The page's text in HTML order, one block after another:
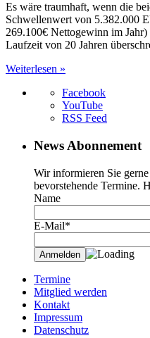
Es wäre traumhaft, wenn die
Schwellenwert von 5.382.000
269.100€ Nettogewinn im
Laufzeit von 20 Jahren
Weiterlesen »
Facebook
YouTube
RSS Feed
News Abonnement
Wir informieren Sie
bevorstehende Termine.
Name
E-Mail*
Termine
Mitglied werden
Kontakt
Impressum
Datenschutz